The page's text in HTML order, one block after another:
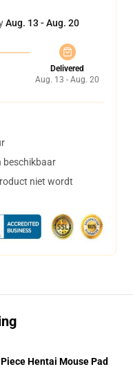
Aug. 13 - Aug. 20
Delivered
Aug. 13 - Aug. 20
beschikbaar
niet wordt
Hentai Mouse Pad